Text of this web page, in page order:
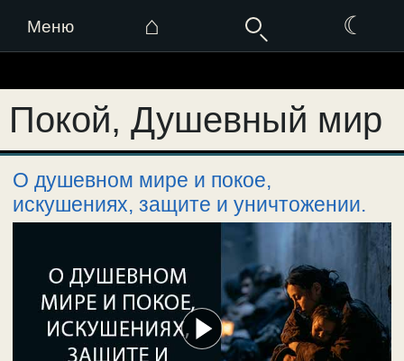
Меню ⌂ ☾
к
содержимому
Покой, Душевный мир
О душевном мире и покое,
искушениях, защите и уничтожении.